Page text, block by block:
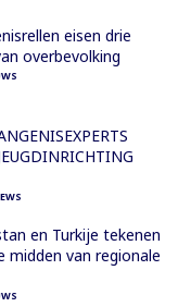
eisen drie
overbevolking
en Turkije tekenen
midden van regionale